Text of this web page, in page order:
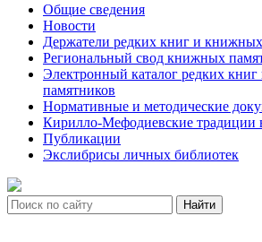
Общие сведения
Новости
Держатели редких книг и
Региональный свод книжных
Электронный каталог редких
памятников
Нормативные и методические
Кирилло-Мефодиевские традиции
Публикации
Экслибрисы личных библиотек
Найти